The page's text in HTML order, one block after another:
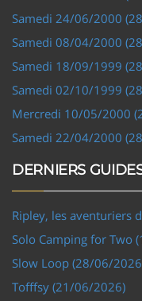
Samedi 24/06/2000
Samedi 08/04/2000
Samedi 18/09/1999
Samedi 02/10/1999
Mercredi 10/05/2000
Samedi 22/04/2000
DERNIERS
Ripley, les aventuriers
Solo Camping for Two
Slow Loop (28/06/
Tofffsy (21/06/2026)